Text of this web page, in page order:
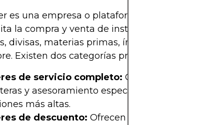
es una empresa o plataforma de servicios
la compra y venta de instrumentos financieros
divisas, materias primas, índices o
Existen dos categorías principales de
de servicio completo: Ofrecen
y asesoramiento especializado, a menudo
más altas.
de descuento: Ofrecen servicios